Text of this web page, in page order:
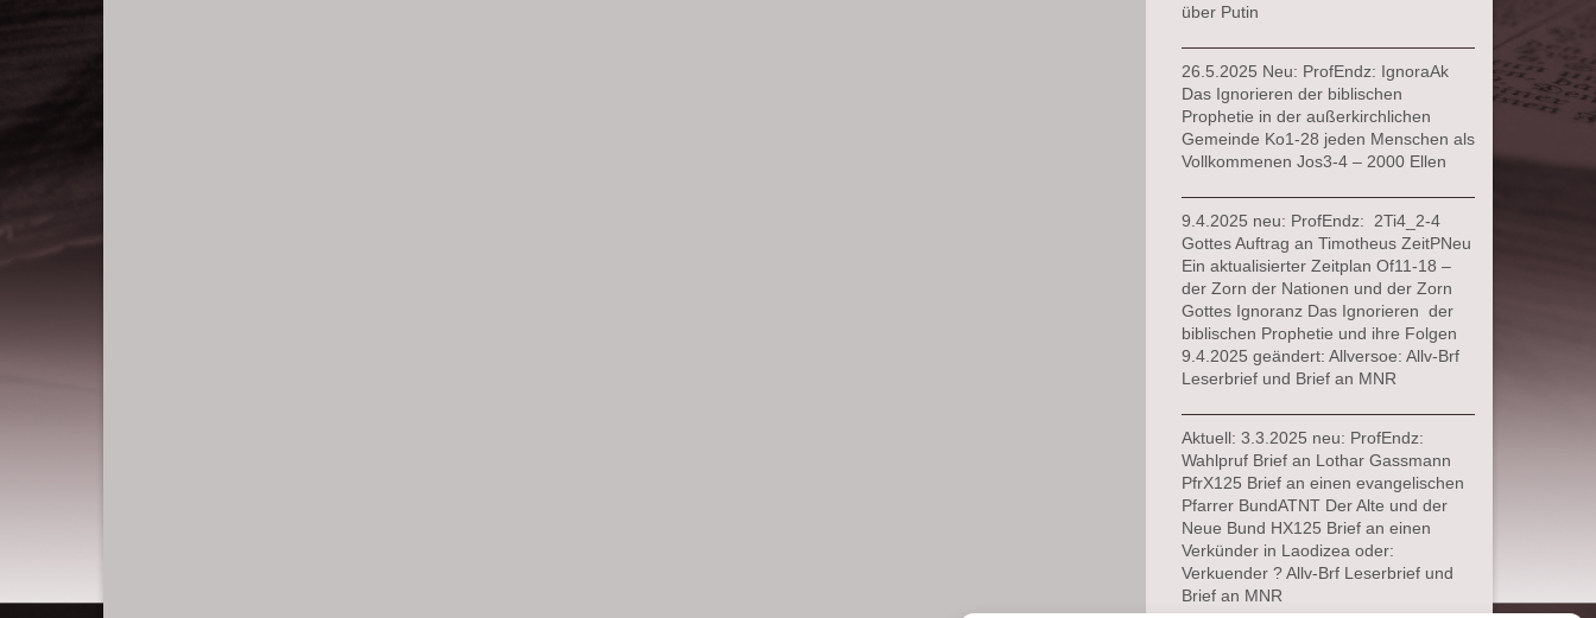
über Putin
26.5.2025 Neu: ProfEndz: IgnoraAk
Das Ignorieren der biblischen
Prophetie in der außerkirchlichen
Gemeinde Ko1-28 jeden Menschen als
Vollkommenen Jos3-4 – 2000 Ellen
9.4.2025 neu: ProfEndz: 2Ti4_2-4
Gottes Auftrag an Timotheus ZeitPNeu
Ein aktualisierter Zeitplan Of11-18 –
der Zorn der Nationen und der Zorn
Gottes Ignoranz Das Ignorieren der
biblischen Prophetie und ihre Folgen
9.4.2025 geändert: Allversoe: Allv-Brf
Leserbrief und Brief an MNR
Aktuell: 3.3.2025 neu: ProfEndz:
Wahlpruf Brief an Lothar Gassmann
PfrX125 Brief an einen evangelischen
Pfarrer BundATNT Der Alte und der
Neue Bund HX125 Brief an einen
Verkünder in Laodizea oder:
Verkuender ? Allv-Brf Leserbrief und
Brief an MNR